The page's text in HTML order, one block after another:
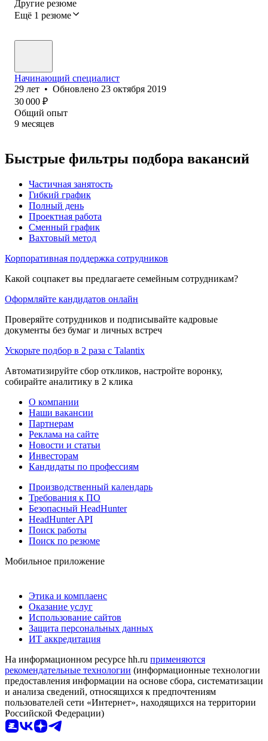
Другие резюме
Ещё 1 резюме
Начинающий специалист
29 лет • Обновлено 23 октября 2019
30 000 ₽
Общий опыт
9 месяцев
Быстрые фильтры подбора вакансий
Частичная занятость
Гибкий график
Полный день
Проектная работа
Сменный график
Вахтовый метод
Корпоративная поддержка сотрудников
Какой соцпакет вы предлагаете семейным сотрудникам?
Оформляйте кандидатов онлайн
Проверяйте сотрудников и подписывайте кадровые
документы без бумаг и личных встреч
Ускорьте подбор в 2 раза с Talantix
Автоматизируйте сбор откликов, настройте воронку,
собирайте аналитику в 2 клика
О компании
Наши вакансии
Партнерам
Реклама на сайте
Новости и статьи
Инвесторам
Кандидаты по профессиям
Производственный календарь
Требования к ПО
Безопасный HeadHunter
HeadHunter API
Поиск работы
Поиск по резюме
Мобильное приложение
Этика и комплаенс
Оказание услуг
Использование сайтов
Защита персональных данных
ИТ аккредитация
На информационном ресурсе hh.ru применяются
рекомендательные технологии (информационные технологии
предоставления информации на основе сбора, систематизации
и анализа сведений, относящихся к предпочтениям
пользователей сети «Интернет», находящихся на территории
Российской Федерации)